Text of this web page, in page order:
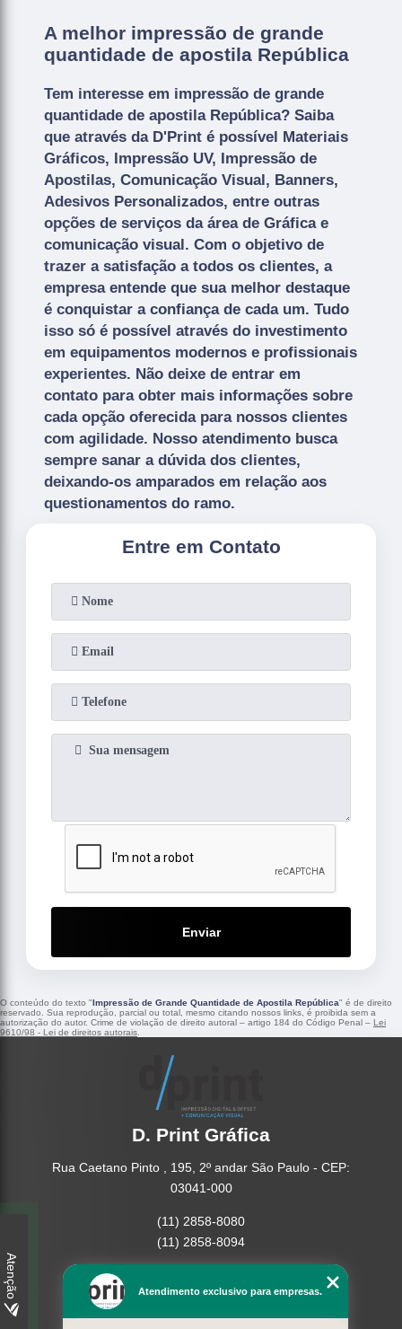
A melhor impressão de grande
quantidade de apostila República
Tem interesse em impressão de grande
quantidade de apostila República? Saiba
que através da D'Print é possível Materiais
Gráficos, Impressão UV, Impressão de
Apostilas, Comunicação Visual, Banners,
Adesivos Personalizados, entre outras
opções de serviços da área de Gráfica e
comunicação visual. Com o objetivo de
trazer a satisfação a todos os clientes, a
empresa entende que sua melhor destaque
é conquistar a confiança de cada um. Tudo
isso só é possível através do investimento
em equipamentos modernos e profissionais
experientes. Não deixe de entrar em
contato para obter mais informações sobre
cada opção oferecida para nossos clientes
com agilidade. Nosso atendimento busca
sempre sanar a dúvida dos clientes,
deixando-os amparados em relação aos
questionamentos do ramo.
Entre em Contato
Enviar
O conteúdo do texto "Impressão de Grande Quantidade de Apostila República" é de direito
reservado. Sua reprodução, parcial ou total, mesmo citando nossos links, é proibida sem a
autorização do autor. Crime de violação de direito autoral – artigo 184 do Código Penal – Lei
9610/98 - Lei de direitos autorais.
D. Print Gráfica
Rua Caetano Pinto , 195, 2º andar São Paulo - CEP:
03041-000
(11) 2858-8080
(11) 2858-8094
Empresa
Missão
Atendimento exclusivo para empresas.
Atenção